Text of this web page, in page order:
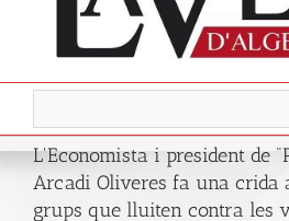
L'Economista i president de
Arcadi Oliveres fa una crida
grups que lluiten contra les